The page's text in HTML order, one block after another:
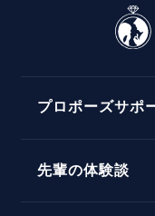
プロポーズサポ
先輩の体験談